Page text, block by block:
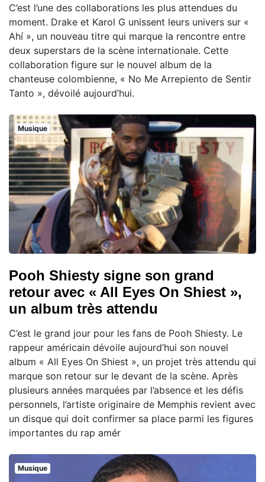
C’est l’une des collaborations les plus attendues du
moment. Drake et Karol G unissent leurs univers sur «
Ahí », un nouveau titre qui marque la rencontre entre
deux superstars de la scène internationale. Cette
collaboration figure sur le nouvel album de la
chanteuse colombienne, « No Me Arrepiento de Sentir
Tanto », dévoilé aujourd’hui.
Musique
Pooh Shiesty signe son grand
retour avec « All Eyes On Shiest »,
un album très attendu
C’est le grand jour pour les fans de Pooh Shiesty. Le
rappeur américain dévoile aujourd’hui son nouvel
album « All Eyes On Shiest », un projet très attendu qui
marque son retour sur le devant de la scène. Après
plusieurs années marquées par l’absence et les défis
personnels, l’artiste originaire de Memphis revient avec
un disque qui doit confirmer sa place parmi les figures
importantes du rap amér
Musique